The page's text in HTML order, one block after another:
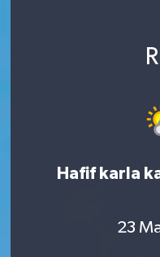
Hafif karla
23